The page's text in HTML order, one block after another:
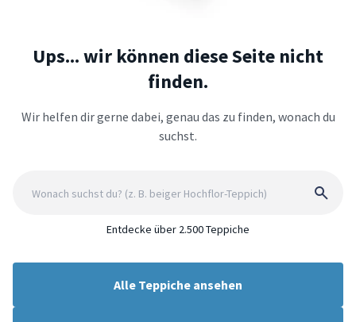
Ups... wir können diese Seite nicht
finden.
Wir helfen dir gerne dabei, genau das zu finden, wonach du
suchst.
Entdecke über 2.500 Teppiche
Alle Teppiche ansehen